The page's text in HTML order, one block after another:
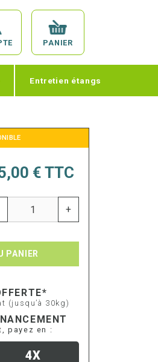
PANIER
Entretien étangs
€TTC
+
PANIER
(jusqu’à 30kg)
payez en :
4X